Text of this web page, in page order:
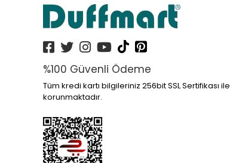
%100 Güvenli Ödeme
Tüm kredi kartı bilgileriniz 256bit SSL Sertifikası ile
korunmaktadır.